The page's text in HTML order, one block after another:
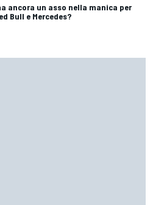
ancora un asso nella manica per
Bull e Mercedes?